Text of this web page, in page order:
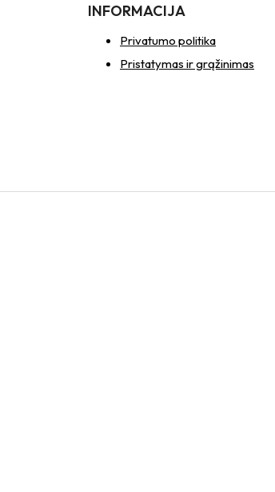
INFORMACIJA
Privatumo politika
Pristatymas ir grąžinimas